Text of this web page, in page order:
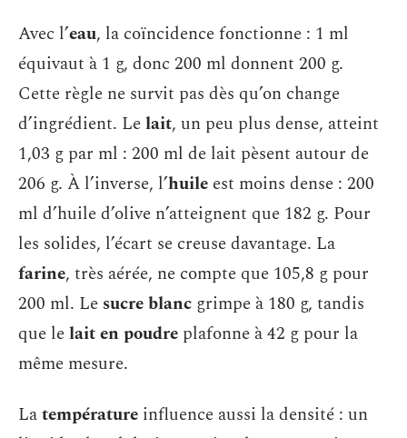
Avec l’eau, la coïncidence fonctionne : 1 ml
équivaut à 1 g, donc 200 ml donnent 200 g.
Cette règle ne survit pas dès qu’on change
d’ingrédient. Lelait, un peu plus dense, atteint
1,03 g par ml : 200 ml de lait pèsent autour de
206 g. À l’inverse, l’huile est moins dense : 200
ml d’huile d’olive n’atteignent que 182 g. Pour
les solides, l’écart se creuse davantage. La
farine, très aérée, ne compte que 105,8 g pour
200 ml. Le sucre blanc grimpe à 180 g, tandis
que lelait en poudre plafonne à 42 g pour la
même mesure.
Latempérature influence aussi la densité : un